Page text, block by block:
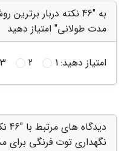
به "46 نکته دربار
مدت طولانی" امتیاز دهید
امتیاز دهید:1
2
3
نگهداری توت فرنگی برای